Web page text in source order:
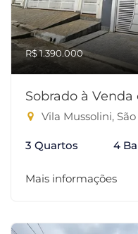
R$ 1.390.000
Sobrado à
Vila Mussolini,
3 Quartos 4
Mais informações